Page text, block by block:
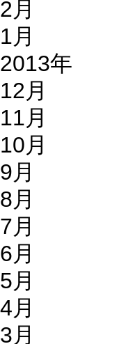
2月
1月
2013年
12月
11月
10月
9月
8月
7月
6月
5月
4月
3月